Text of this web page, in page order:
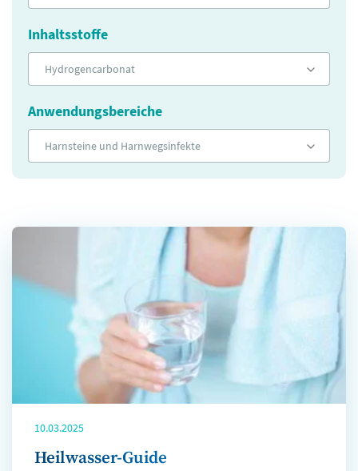
Inhaltsstoffe
Hydrogencarbonat
Anwendungsbereiche
Harnsteine und Harnwegsinfekte
10.03.2025
Heilwasser-Guide